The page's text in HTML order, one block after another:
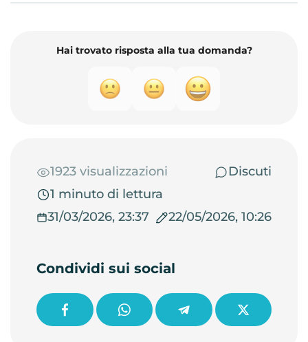
Hai trovato risposta alla tua domanda?
1923 visualizzazioni
Discuti
1 minuto di lettura
31/03/2026, 23:37
22/05/2026, 10:26
Condividi sui social